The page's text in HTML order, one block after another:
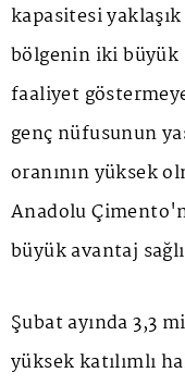
kapasitesi
bölgenin iki büyük
faaliyet
genç nüfusunun
oranının yüksek
Anadolu
büyük avantaj
Şubat ayında 3,3
yüksek katılımlı